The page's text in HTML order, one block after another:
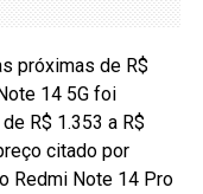
próximas de R$
14 5G foi
R$ 1.353 a R$
citado por
Redmi Note 14 Pro